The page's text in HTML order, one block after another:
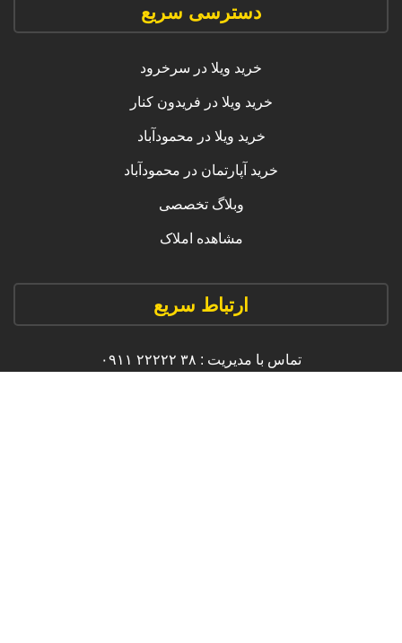
دسترسی سریع
خرید ویلا در سرخرود
خرید ویلا در فریدون کنار
خرید ویلا در محمودآباد
خرید آپارتمان در محمودآباد
وبلاگ تخصصی
مشاهده املاک
ارتباط سریع
تماس با مدیریت : ۳۸ ۲۲۲۲۲ ۰۹۱۱